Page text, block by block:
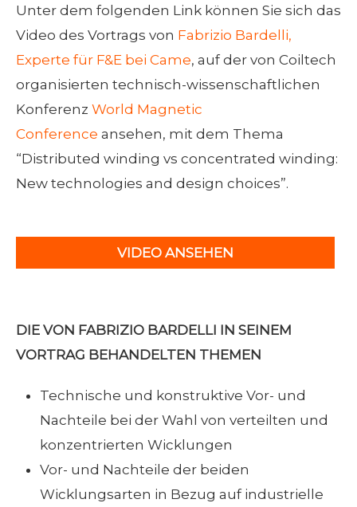
Unter dem folgenden Link können Sie sich das
Video des Vortrags von Fabrizio Bardelli,
Experte für F&E bei Came, auf der von Coiltech
organisierten technisch-wissenschaftlichen
Konferenz World Magnetic
Conference ansehen, mit dem Thema
“Distributed winding vs concentrated winding:
New technologies and design choices”.
VIDEO ANSEHEN
DIE VON FABRIZIO BARDELLI IN SEINEM
VORTRAG BEHANDELTEN THEMEN
Technische und konstruktive Vor- und
Nachteile bei der Wahl von verteilten und
konzentrierten Wicklungen
Vor- und Nachteile der beiden
Wicklungsarten in Bezug auf industrielle